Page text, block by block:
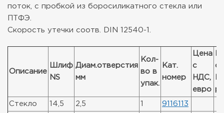
поток, с пробкой из боросиликатного стекла или
ПТФЭ.
Скорость утечки соотв. DIN 12540-1.
Описание
Шлиф
NS
Диам.отверстия
мм
Кол-
во в
упак.
Кат.
номер
Цена
с
НДС,
евро
с
Стекло 14,5 2,5 9116113